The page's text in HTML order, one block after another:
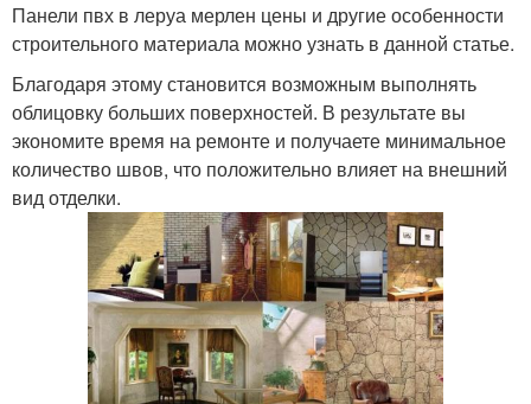
Панели пвх в леруа мерлен цены и другие особенности
строительного материала можно узнать в данной статье.
Благодаря этому становится возможным выполнять
облицовку больших поверхностей. В результате вы
экономите время на ремонте и получаете минимальное
количество швов, что положительно влияет на внешний
вид отделки.